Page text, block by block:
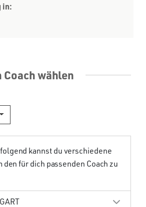
in:
Coach wählen
kannst du verschiedene
den für dich passenden Coach zu